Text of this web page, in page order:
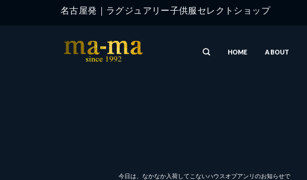
名古屋発｜ラグジュアリー子供服セレクトショップ
HOME ABOUT
今日は、なかなか入荷してこないハウスオブアンリのお知らせで